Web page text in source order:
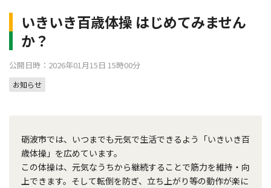
いきいき百歳体操 はじめてみません
か？
公開日時：2026年01月15日 15時00分
お知らせ
砺波市では、いつまでも元気で生活できるよう「いきいき百
歳体操」を広めています。
この体操は、元気なうちから継続することで筋力を維持・向
上できます。そして転倒を防ぎ、立ち上がり等の動作が楽に